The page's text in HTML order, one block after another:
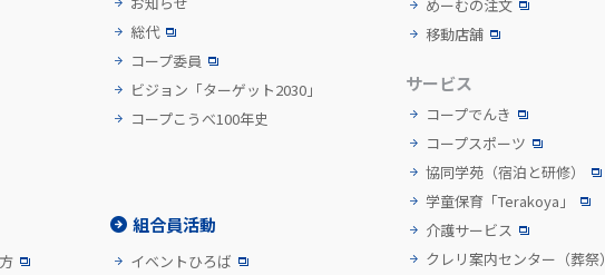
総代
コープ委員
ビジョン「ターゲット2030」
コープこうべ100年史
組合員活動
イベントひろば
めーむの注文
移動店舗
サービス
コープでんき
コープスポーツ
協同学苑 （宿泊と研修）
学童保育「Terakoya」
介護サービス
クレリ案内センター （葬祭）